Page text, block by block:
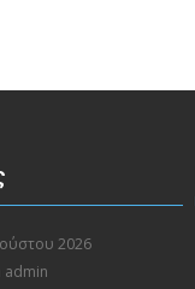
2026
admin